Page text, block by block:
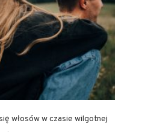
włosów w czasie wilgotnej